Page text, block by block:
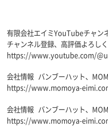
有限会社エイミYouTubeチャン
チャンネル登録、高評価よろし
https://www.youtube.com/
会社情報 バンブーハット、
https://www.momoya-
会社情報 バンブーハット、
https://www.momoya-